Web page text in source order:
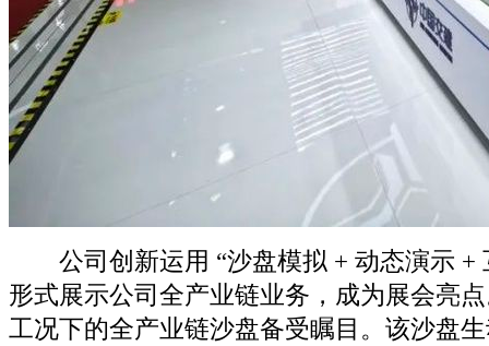
公司创新运用 “沙盘模拟 + 动态演示 +
形式展示公司全产业链业务，成为展会亮
工况下的全产业链沙盘备受瞩目。该沙盘